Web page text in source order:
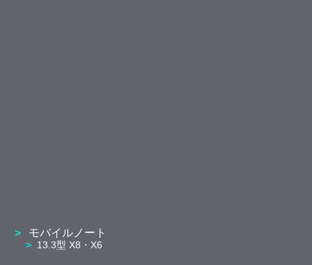
モバイルノート
13.3型 X8・X6